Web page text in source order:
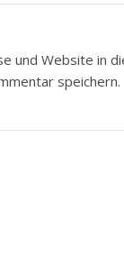
und Website in
speichern.